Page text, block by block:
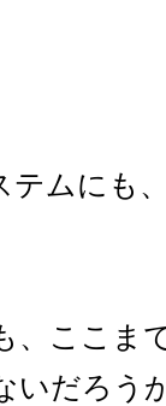
テムにも
、ここま
いだろう